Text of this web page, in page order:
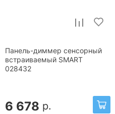
Панель-диммер сенсорный
встраиваемый SMART
028432
6 678 р.